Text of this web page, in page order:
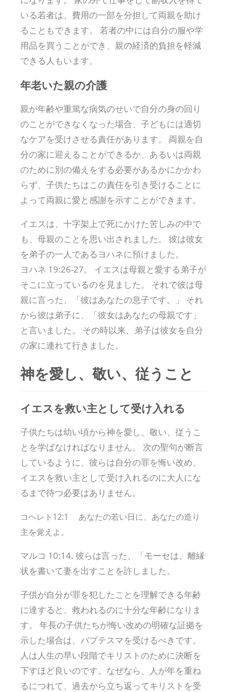
いる若者は、費用の一部を分担して両親を助け
ることもできます。 若者の中には自分の服や学
用品を買うことができ、親の経済的負担を軽減
できる人もいます。
年老いた親の介護
親が年齢や重篤な病気のせいで自分の身の回り
のことができなくなった場合、子どもには適切
なケアを受けさせる責任があります。 両親を自
分の家に迎えることができるか、あるいは両親
のために別の備えをする必要があるかにかかわ
らず、子供たちはこの責任を引き受けることに
よって両親に愛と感謝を示すことができます。
イエスは、十字架上で死にかけた苦しみの中で
も、母親のことを思い出されました。 彼は彼女
を弟子の一人であるヨハネに預けました。
ヨハネ 19:26-27。 イエスは母親と愛する弟子が
そこに立っているのを見ました。 それで彼は母
親に言った、「彼はあなたの息子です。」 それ
から彼は弟子に、「彼女はあなたの母親です」
と言いました。 その時以来、弟子は彼女を自分
の家に連れて行きました。
神を愛し、敬い、従うこと
イエスを救い主として受け入れる
子供たちは幼い頃から神を愛し、敬い、従うこ
とを学ばなければなりません。 次の聖句が断言
しているように、彼らは自分の罪を悔い改め、
イエスを救い主として受け入れるのに大人にな
るまで待つ必要はありません。
コヘレト12:1 あなたの若い日に、あなたの造り
主を覚えよ。
マルコ 10:14. 彼らは言った、「モーセは、離縁
状を書いて妻を出すことを許しました。
子供が自分が罪を犯したことを理解できる年齢
に達すると、救われるのに十分な年齢になりま
す。 年長の子供たちが悔い改めの明確な証拠を
示した場合は、バプテスマを受けるべきです。
人は人生の早い段階でキリストのために決断を
下すほど良いのです。なぜなら、人が年を重ね
るにつれて、過去から立ち返ってキリストを受